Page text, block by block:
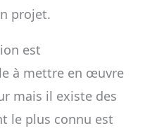
projet.
est
à mettre en œuvre
mais il existe des
le plus connu est